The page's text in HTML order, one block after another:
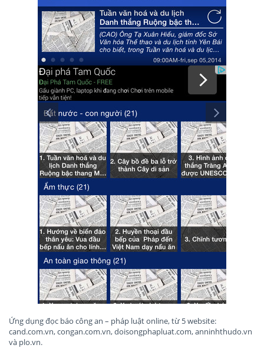
Ứng dụng đọc báo công an – pháp luật online, từ 5 website:
cand.com.vn, congan.com.vn, doisongphapluat.com, anninhthudo.vn
và plo.vn.